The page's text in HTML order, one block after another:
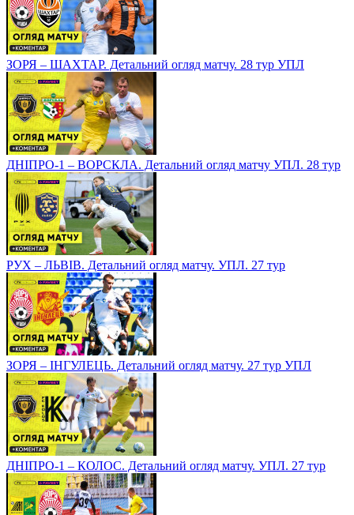
ЗОРЯ – ШАХТАР. Детальний огляд матчу. 28 тур УПЛ
ДНІПРО-1 – ВОРСКЛА. Детальний огляд матчу УПЛ. 28 тур
РУХ – ЛЬВІВ. Детальний огляд матчу. УПЛ. 27 тур
ЗОРЯ – ІНГУЛЕЦЬ. Детальний огляд матчу. 27 тур УПЛ
ДНІПРО-1 – КОЛОС. Детальний огляд матчу. УПЛ. 27 тур